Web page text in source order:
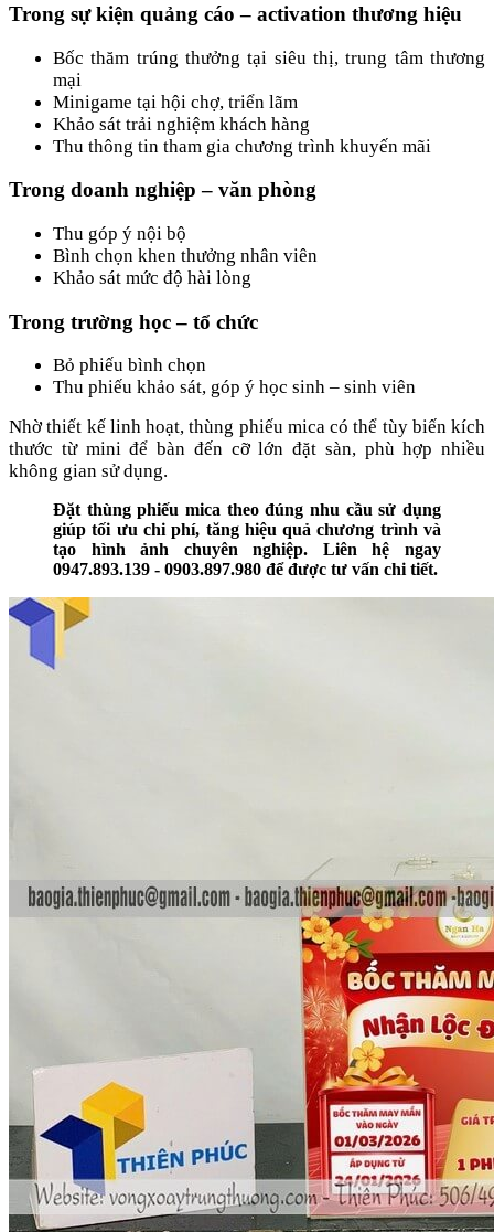
Trong sự kiện quảng cáo – activation thương hiệu
Bốc thăm trúng thưởng tại siêu thị, trung tâm thương
mại
Minigame tại hội chợ, triển lãm
Khảo sát trải nghiệm khách hàng
Thu thông tin tham gia chương trình khuyến mãi
Trong doanh nghiệp – văn phòng
Thu góp ý nội bộ
Bình chọn khen thưởng nhân viên
Khảo sát mức độ hài lòng
Trong trường học – tổ chức
Bỏ phiếu bình chọn
Thu phiếu khảo sát, góp ý học sinh – sinh viên
Nhờ thiết kế linh hoạt, thùng phiếu mica có thể tùy biến kích
thước từ mini để bàn đến cỡ lớn đặt sàn, phù hợp nhiều
không gian sử dụng.
Đặt thùng phiếu mica theo đúng nhu cầu sử dụng
giúp tối ưu chi phí, tăng hiệu quả chương trình và
tạo hình ảnh chuyên nghiệp. Liên hệ ngay
0947.893.139 - 0903.897.980 để được tư vấn chi tiết.